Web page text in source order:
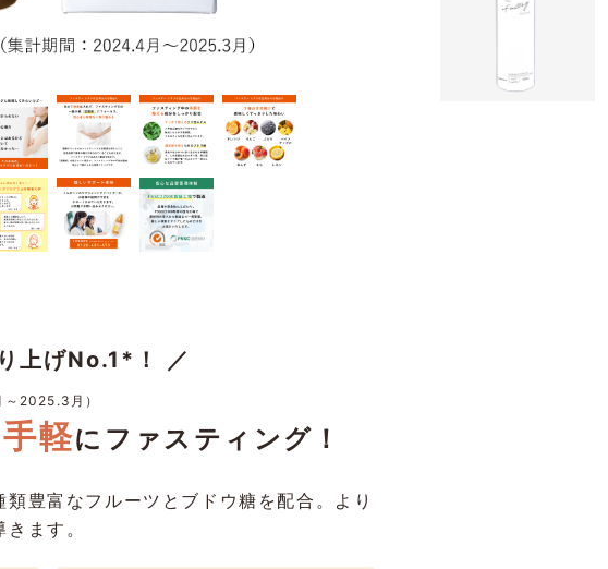
上げNo.1*！ ／
2025.3月）
軽にファスティング！
豊富なフルーツとブドウ糖を配合。より
ます。